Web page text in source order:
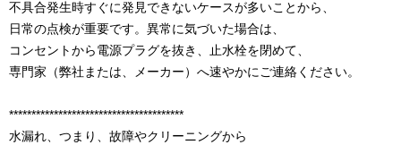
不具合発生時すぐに発見できないケースが多いことから、
日常の点検が重要です。異常に気づいた場合は、
コンセントから電源プラグを抜き、止水栓を閉めて、
専門家（弊社または、メーカー）へ速やかにご連絡ください。
***************************************
水漏れ、つまり、故障やクリーニングから